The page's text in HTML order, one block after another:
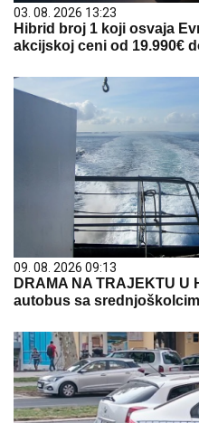
03. 08. 2026 13:23
Hibrid broj 1 koji osvaja
akcijskoj ceni od 19.990€
09. 08. 2026 09:13
DRAMA NA TRAJEKTU U
autobus sa